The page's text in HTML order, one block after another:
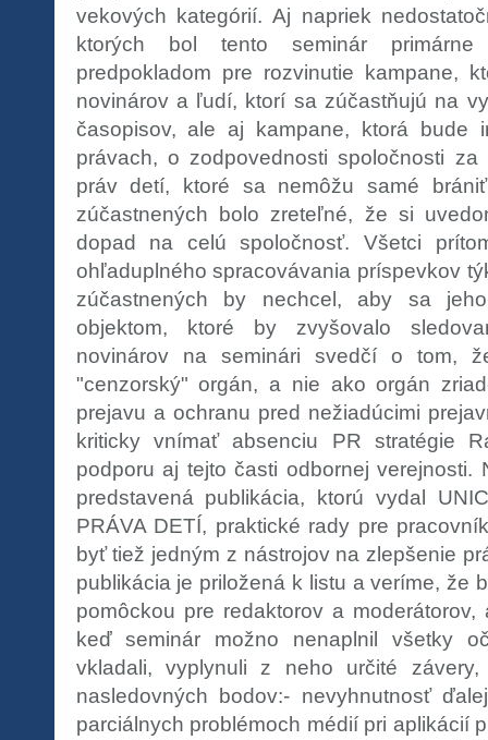
vekových kategórií. Aj napriek
ktorých bol tento seminár
predpokladom pre rozvinutie kampane,
novinárov a ľudí, ktorí sa zúčastňujú na
časopisov, ale aj kampane, ktorá bude
právach, o zodpovednosti spoločnosti
práv detí, ktoré sa nemôžu samé
zúčastnených bolo zreteľné, že si
dopad na celú spoločnosť. Všetci
ohľaduplného spracovávania príspevkov
zúčastnených by nechcel, aby sa
objektom, ktoré by zvyšovalo
novinárov na seminári svedčí o tom,
"cenzorský" orgán, a nie ako orgán
prejavu a ochranu pred nežiadúcimi
kriticky vnímať absenciu PR stratégie
podporu aj tejto časti odbornej verejnosti.
predstavená publikácia, ktorú vydal
PRÁVA DETÍ, praktické rady pre
byť tiež jedným z nástrojov na zlepšenie
publikácia je priložená k listu a veríme, že
pomôckou pre redaktorov a
keď seminár možno nenaplnil všetky
vkladali, vyplynuli z neho určité
nasledovných bodov:- nevyhnutnosť
parciálnych problémoch médií pri aplikácií